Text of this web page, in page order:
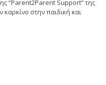
“Parent2Parent Support” της
στην παιδική και